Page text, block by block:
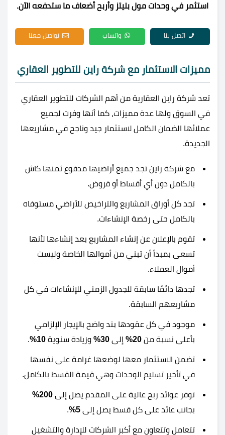
استثمر في وحدات مول بليتز وأربح أضعاف ما ستدفعه الآن.
اتصل بنا واتساب تواصل معنا
مميزات الاستثمار مع شركة راين للتطوير العقاري
تعد شركة راين العقارية من أهم الشركات للتطوير العقاري
في السوق ولها عدة مميزات، كما أنها وفرت لجميع
عملائها الضمان الكامل لاستثمار جيد وناجح في مشاريعها
الجديدة.
مع شركة راين تجد جميع أراضيها مدفوع ثمنها كاش
بالكامل دون أي أقساط أو قروض.
تجد كل أوراق المشاريع والتراخيص للأراضي مستوفاه
بالكامل حتى رخصة الإنشاءات.
تقوم بالإعلان عن إنشاء المشاريع بعد إنشاءها لأنها
تسعى بمبدأ أن تبني من أموالها الخاصة وليست
أموال العملاء.
تجدها دائمًا سابقة للجدول الزمني للإنشاءات في كل
مشاريعهم السابقة.
موجود في كل عقودها بند واضح بالإيجار الإلزامي
بأعلى نسبة من 20% إلى وزيادة سنوية 10%
.
تضمن الاستثمار معها لوضعها غرامة على نفسها
في تأخير تسليم الوحدات وهي قيمة القسط بالكامل.
توفر عوائد ربح عالية على المقدم يصل إلى 200%
بجانب عائد على كل قسط يصل إلى 5%
.
تتعامل وتتعاون مع أكبر الشركات للإدارة والتشغيل